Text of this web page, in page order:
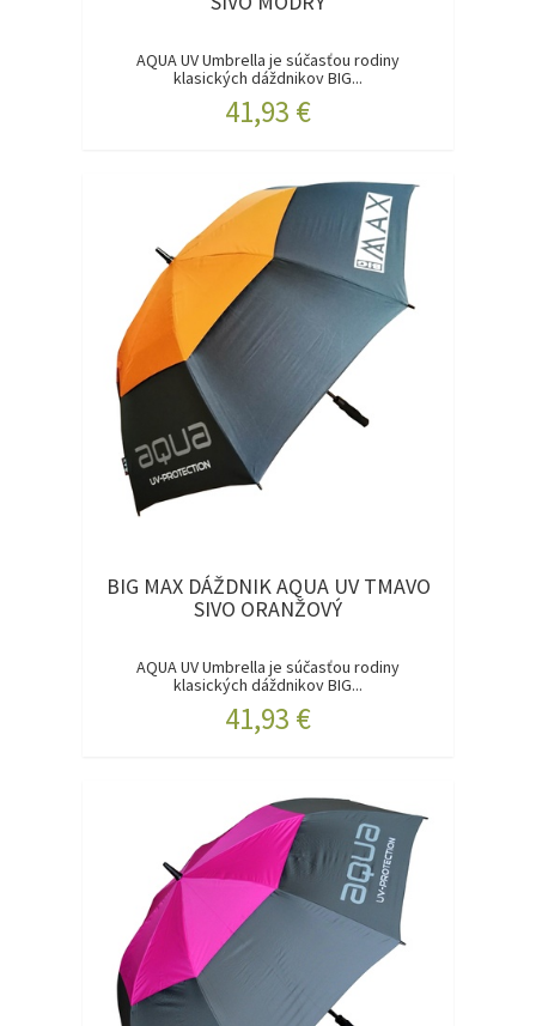
AQUA UV Umbrella je súčasťou rodiny
klasických dáždnikov BIG...
41,93 €
BIG MAX DÁŽDNIK AQUA UV TMAVO
SIVO ORANŽOVÝ
AQUA UV Umbrella je súčasťou rodiny
klasických dáždnikov BIG...
41,93 €